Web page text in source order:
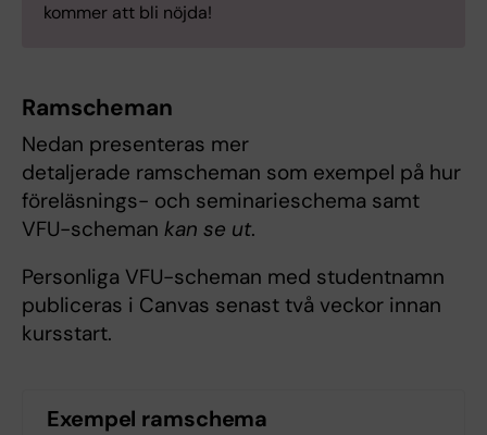
kommer att bli nöjda!
Ramscheman
Nedan presenteras mer
detaljerade ramscheman som exempel på hur
föreläsnings- och seminarieschema samt
VFU-scheman kan se ut.
Personliga VFU-scheman med studentnamn
publiceras i Canvas senast två veckor innan
kursstart.
Exempel ramschema